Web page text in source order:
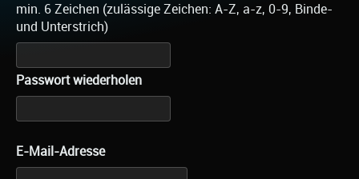
min. 6 Zeichen (zulässige Zeichen: A-Z, a-z, 0-9, Binde-
und Unterstrich)
Passwort wiederholen
E-Mail-Adresse